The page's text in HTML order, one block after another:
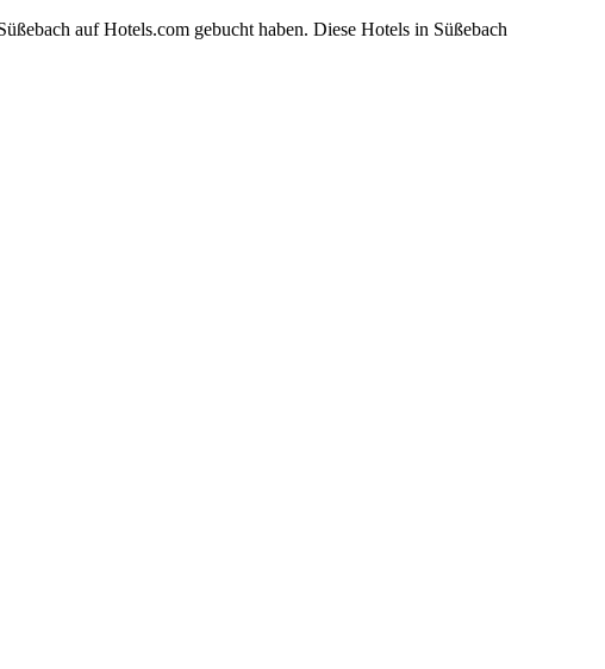
auf Hotels.com gebucht haben. Diese Hotels in Süßebach